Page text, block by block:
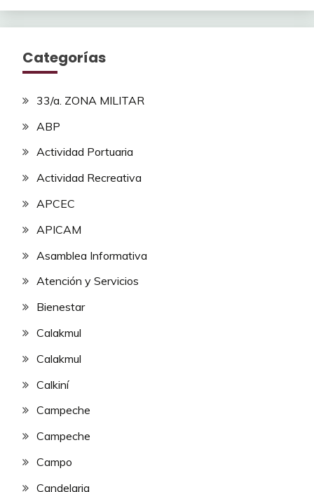
Categorías
33/a. ZONA MILITAR
ABP
Actividad Portuaria
Actividad Recreativa
APCEC
APICAM
Asamblea Informativa
Atención y Servicios
Bienestar
Calakmul
Calakmul
Calkiní
Campeche
Campeche
Campo
Candelaria